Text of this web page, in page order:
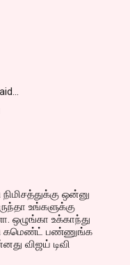
ஒன்னு
உங்களுக்கு
ஒழுங்கா உக்காந்து
கமெண்ட் பண்ணுங்க
விஜய் டிவி